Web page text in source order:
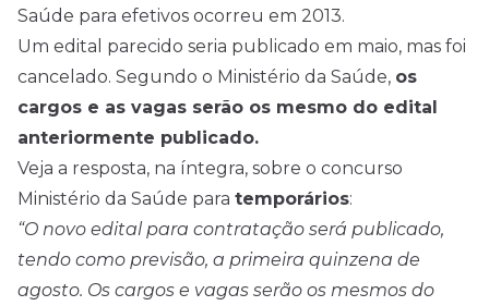
Saúde para efetivos ocorreu em 2013.
Um edital parecido seria publicado em maio, mas foi
cancelado. Segundo o Ministério da Saúde, os
cargos e as vagas serão os mesmo do edital
anteriormente publicado.
Veja a resposta, na íntegra, sobre o concurso
Ministério da Saúde para temporários:
“O novo edital para contratação será publicado,
tendo como previsão, a primeira quinzena de
agosto. Os cargos e vagas serão os mesmos do